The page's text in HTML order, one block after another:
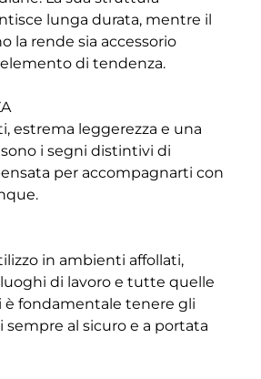
lunga durata, mentre il
la rende sia accessorio
di tendenza.
estrema leggerezza e una
i segni distintivi di
per accompagnarti con
in ambienti affollati,
di lavoro e tutte quelle
è fondamentale tenere gli
al sicuro e a portata